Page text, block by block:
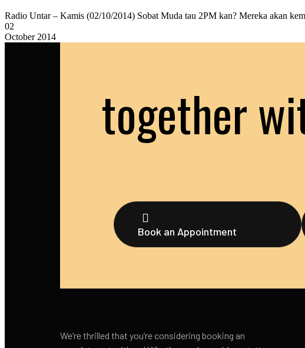
Radio Untar – Kamis (02/10/2014) Sobat Muda tau 2PM kan? Mereka akan
02
October 2014
together
Book an Appointment
We’re thrilled that you’re considering booking an